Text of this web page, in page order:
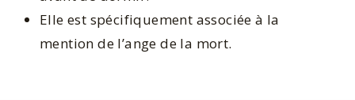
Elle est spécifiquement associée à la
mention de l’ange de la mort.